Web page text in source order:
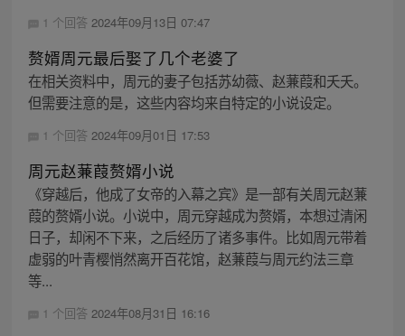
1 个回答 2024年09月13日 07:47
赘婿周元最后娶了几个老婆了
在相关资料中，周元的妻子包括苏幼薇、赵蒹葭和夭夭。
但需要注意的是，这些内容均来自特定的小说设定。
1 个回答 2024年09月01日 17:53
周元赵蒹葭赘婿小说
《穿越后，他成了女帝的入幕之宾》是一部有关周元赵蒹
葭的赘婿小说。小说中，周元穿越成为赘婿，本想过清闲
日子，却闲不下来，之后经历了诸多事件。比如周元带着
虚弱的叶青樱悄然离开百花馆，赵蒹葭与周元约法三章
等...
1 个回答 2024年08月31日 16:16